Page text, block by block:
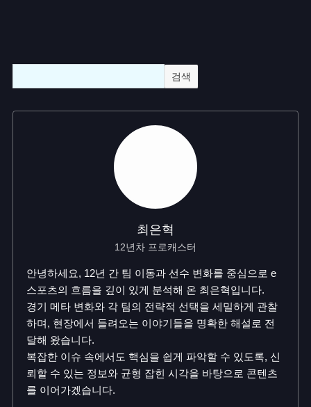
검색
최은혁
12년차 프로캐스터
안녕하세요, 12년 간 팀 이동과 선수 변화를 중심으로 e
스포츠의 흐름을 깊이 있게 분석해 온 최은혁입니다.
경기 메타 변화와 각 팀의 전략적 선택을 세밀하게 관찰
하며, 현장에서 들려오는 이야기들을 명확한 해설로 전
달해 왔습니다.
복잡한 이슈 속에서도 핵심을 쉽게 파악할 수 있도록, 신
뢰할 수 있는 정보와 균형 잡힌 시각을 바탕으로 콘텐츠
를 이어가겠습니다.